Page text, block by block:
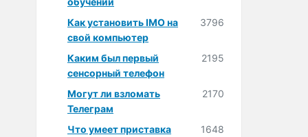
Как установить IMO на
свой компьютер
3796
Каким был первый
сенсорный телефон
2195
Могут ли взломать
Телеграм
2170
Что умеет приставка
1648